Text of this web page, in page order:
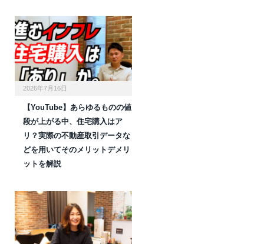
2026年7月16日
【YouTube】あらゆるものの値
段が上がる中、住宅購入はア
リ？実際の不動産取引データな
どを用いてそのメリットデメリ
ットを解説